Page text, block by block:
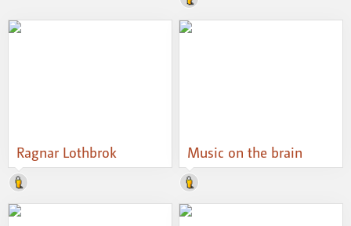
Ragnar Lothbrok Music on the brain